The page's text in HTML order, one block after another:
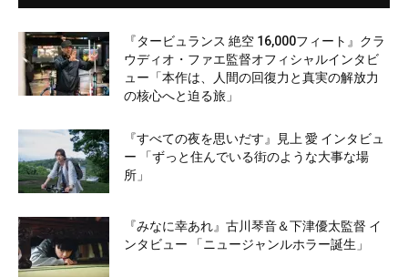
『タービュランス 絶空 16,000フィート』クラ
ウディオ・ファエ監督オフィシャルインタビ
ュー「本作は、人間の回復力と真実の解放力
の核心へと迫る旅」
『すべての夜を思いだす』見上 愛 インタビュ
ー 「ずっと住んでいる街のような大事な場
所」
『みなに幸あれ』古川琴音＆下津優太監督 イ
ンタビュー 「ニュージャンルホラー誕生」